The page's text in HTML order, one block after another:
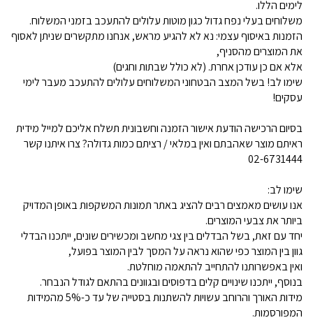
לימים הללו.
משלוחים בעלי נפח גדול כגון מוטות עלולים להתעכב בזמני המשלוח.
הזמנות באיסוף עצמי: נא לא להגיע מראש, אנחנו מתקשרים שניתן לאסוף
את המוצרים מהסניף,
אלא אם כן עודכן אחרת. (לא כולל שבתות וחגים)
שימו לב! בשל המצב הבטחוני המשלוחים עלולים להתעכב מעבר לימי
עסקים!
בסיום הרכישה הודעת אישור הזמנה וחשבונית תשלח אליכם למייל מידית
ראיתם מוצר שאהבתם ואין במלאי / רציתם כמות גדולה? צרו איתנו קשר
02-6731444
שימו לב:
אנו עושים מאמצים רבים להציג באתר תמונות המשקפות באופן המדויק
ביותר את צבעי המוצרים.
יחד עם זאת, בשל הבדלים בין צגי מחשב ומכשירים שונים, ייתכנו הבדלי
גוון בין המוצר כפי שהוא נראה על המסך לבין המוצר בפועל,
ואין באפשרותנו להתחייב להתאמה מוחלטת.
בנוסף, ייתכנו שינויים קלים בדפוסים ובגוונים בהתאם לגודל הנבחר.
מידות האורך והרוחב עשויות להשתנות בסטייה של עד כ-5% מהמידות
המפורסמות.